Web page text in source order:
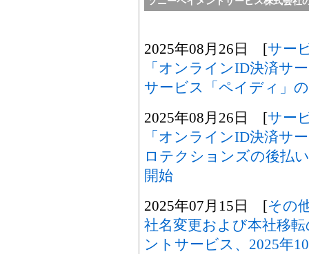
2025年08月26日 [サー
「オンラインID決済サ
サービス「ペイディ」
2025年08月26日 [サー
「オンラインID決済サ
ロテクションズの後払
開始
2025年07月15日 [その
社名変更および本社移
ントサービス、2025年